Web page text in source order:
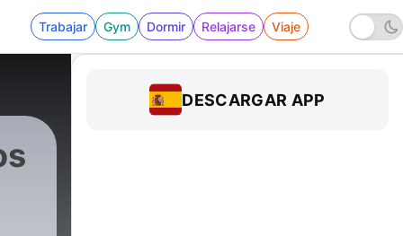
Trabajar Gym Dormir Relajarse Viaje
DESCARGAR APP